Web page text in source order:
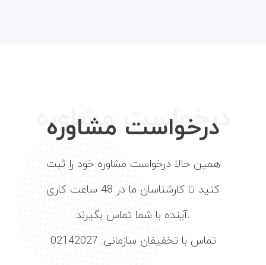
درخواست مشاوره
درخواست مشاوره
همین حالا درخواست مشاوره خود را ثبت
کنید تا کارشناسان ما در 48 ساعت کاری
آینده با شما تماس بگیرند.
تماس با تخفیفان سازمانی: 02142027